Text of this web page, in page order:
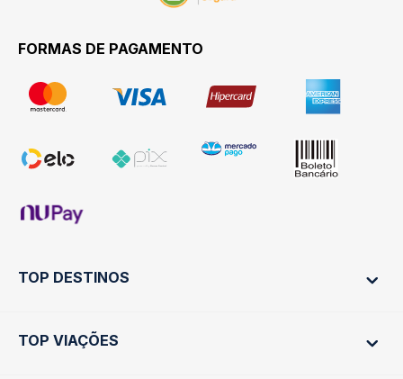
FORMAS DE PAGAMENTO
TOP DESTINOS
Ônibus Rio de Janeiro
TOP VIAÇÕES